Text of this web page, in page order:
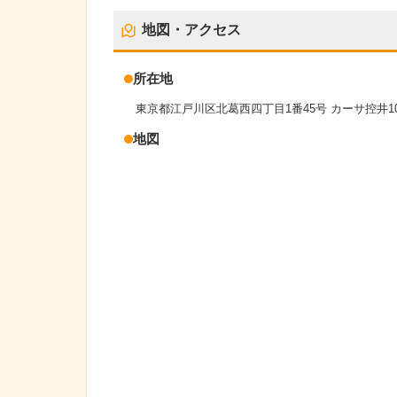
地図・アクセス
所在地
東京都江戸川区北葛西四丁目1番45号 カーサ控井
地図